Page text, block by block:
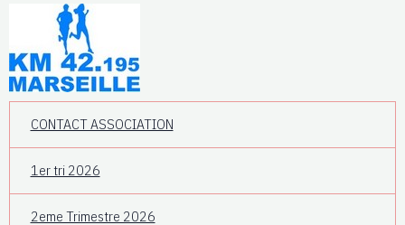
CONTACT ASSOCIATION
1er tri 2026
2eme Trimestre 2026